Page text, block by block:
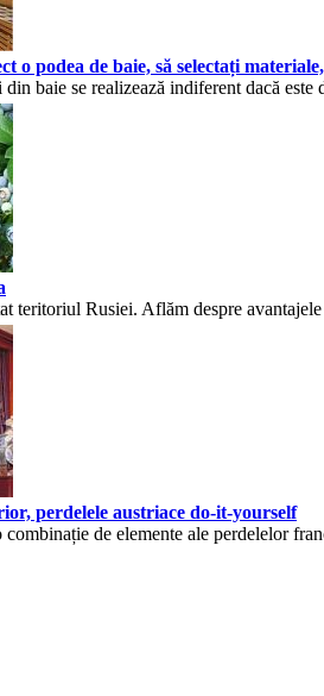
o podea de baie, să selectați
baie se realizează indiferent dacă este
teritoriul Rusiei. Aflăm despre
perdelele austriace do-it-yourself
de elemente ale perdelelor